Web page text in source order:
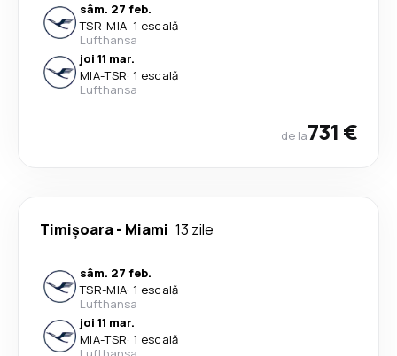
sâm. 27 feb.
TSR-MIA· 1 escală
Lufthansa
joi 11 mar.
MIA-TSR· 1 escală
Lufthansa
de la731 €
Timișoara- Miami 13 zile
sâm. 27 feb.
TSR-MIA· 1 escală
Lufthansa
joi 11 mar.
MIA-TSR· 1 escală